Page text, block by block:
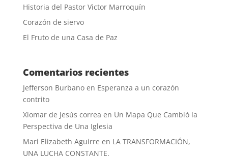
Historia del Pastor Victor Marroquín
Corazón de siervo
El Fruto de una Casa de Paz
Comentarios recientes
Jefferson Burbanoen Esperanza a un corazón
contrito
Xiomar de Jesús correa en Un Mapa Que Cambió la
Perspectiva de Una Iglesia
Mari Elizabeth Aguirre en LA TRANSFORMACIÓN,
UNA LUCHA CONSTANTE.